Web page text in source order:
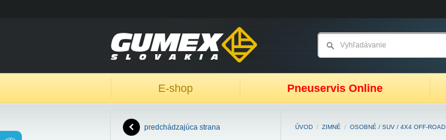
E-shop Pneuservis Online
ÚVOD / ZIMNÉ / OSOBNÉ / SUV / 4X4 OFF-ROAD
predchádzajúca strana